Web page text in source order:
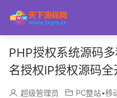
PHP授权系统源码
名授权IP授权源码全
超级管理员 PC整站▪移